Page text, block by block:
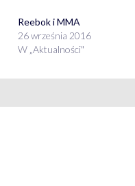
Reebok i MMA
26 września 2016
W „Aktualności"